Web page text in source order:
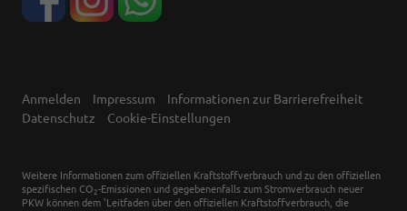
Anmelden Impressum
Informationen zur Barrierefreiheit
Datenschutz
Cookie-Einstellungen
Weitere Informationen zum offiziellen Kraftstoffverbrauch und zu den offiziellen
spezifischen CO 2-Emissionen und gegebenenfalls zum Stromverbrauch neuer
PKW können dem 'Leitfaden über den offiziellen Kraftstoffverbrauch, die